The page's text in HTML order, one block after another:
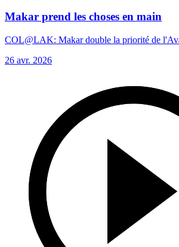
Makar prend les choses en main
COL@LAK: Makar double la priorité de
26 avr. 2026